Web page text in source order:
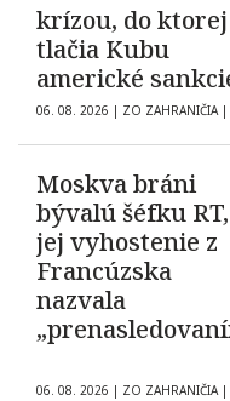
krízou, do ktorej
tlačia Kubu
americké
06. 08. 2026 | ZO ZAHRANIČIA |
Moskva bráni
bývalú šéfku RT,
jej vyhostenie z
Francúzska
nazvala
06. 08. 2026 | ZO ZAHRANIČIA |